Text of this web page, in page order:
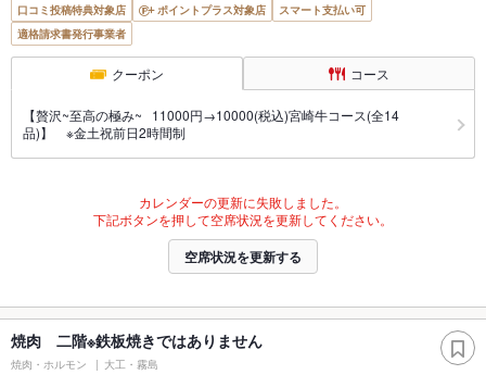
口コミ投稿特典対象店 ポイントプラス対象店
スマート支払い可
適格請求書発行事業者
クーポン コース
【贅沢~至高の極み~ 11000円→10000(税込)宮崎牛コース(全14
品)】 ※金土祝前日2時間制
カレンダーの更新に失敗しました。
下記ボタンを押して空席状況を更新してください。
空席状況を更新する
焼肉 二階※鉄板焼きではありません
焼肉・ホルモン 大工・霧島